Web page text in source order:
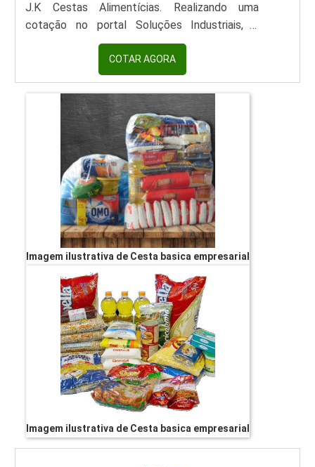
J.K Cestas Alimentícias. Realizando uma
cotação no portal Soluções Industriais, é
possível conhecer detalhes tanto sobre a
companhia quanto sobre o catálogo de
opções.É importante lembrar que o produto
deve sempre ser adquirido com empresas
especializadas no segmento. Esse tipo de
cuidado é fundamental para alimentos e itens
de higiene, pois evita a aquis...
COTAR AGORA
Imagem ilustrativa de Cesta basica empresarial
Imagem ilustrativa de Cesta basica empresarial